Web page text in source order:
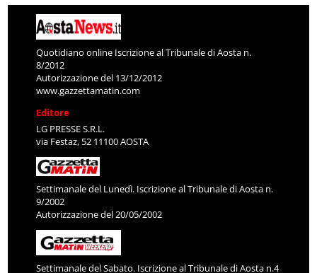
Quotidiano online Iscrizione al Tribunale di Aosta n.
8/2012
Autorizzazione del 13/12/2012
www.gazzettamatin.com
Editore
LG PRESSE S.R.L.
via Festaz, 52 11100 AOSTA
Settimanale del Lunedì. Iscrizione al Tribunale di Aosta n.
9/2002
Autorizzazione del 20/05/2002
Settimanale del Sabato. Iscrizione al Tribunale di Aosta n.4